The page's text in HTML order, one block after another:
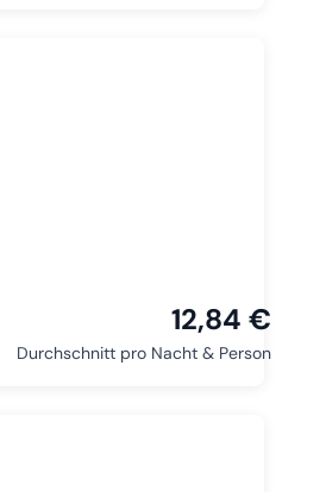
12,84 €
Durchschnitt pro Nacht & Person